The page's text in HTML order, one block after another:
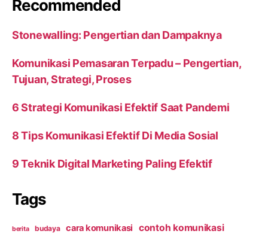
Recommended
Stonewalling: Pengertian dan Dampaknya
Komunikasi Pemasaran Terpadu – Pengertian,
Tujuan, Strategi, Proses
6 Strategi Komunikasi Efektif Saat Pandemi
8 Tips Komunikasi Efektif Di Media Sosial
9 Teknik Digital Marketing Paling Efektif
Tags
berita budaya cara komunikasi contoh komunikasi